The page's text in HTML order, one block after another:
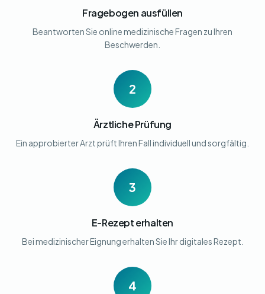
Fragebogen ausfüllen
Beantworten Sie online medizinische Fragen zu Ihren
Beschwerden.
2
Ärztliche Prüfung
Ein approbierter Arzt prüft Ihren Fall individuell und sorgfältig.
3
E-Rezept erhalten
Bei medizinischer Eignung erhalten Sie Ihr digitales Rezept.
4